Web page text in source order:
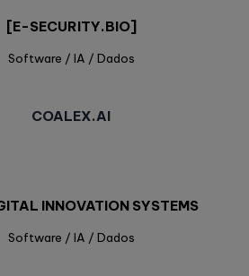
[E-SECURITY.BIO]
Software / IA / Dados
COALEX.AI
INNOVATION SYSTEMS
Software / IA / Dados